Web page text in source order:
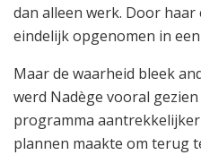
dan alleen werk. Door haar
eindelijk opgenomen in
Maar de waarheid bleek
werd Nadège vooral
programma
plannen maakte om terug